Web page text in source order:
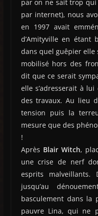
par on ne sait trop
par internet), nous
en 1997 avait
d’Amityville en
dans quel guêpier
mobilisé hors des
dit que ce serait
elle s’adresserait à
des travaux. Au lieu
tension puis la
mesure que des
!
Après Blair Witch,
une crise de nerf
esprits malveillants.
jusqu’au
basculement dans la
pauvre Lina, qui ne